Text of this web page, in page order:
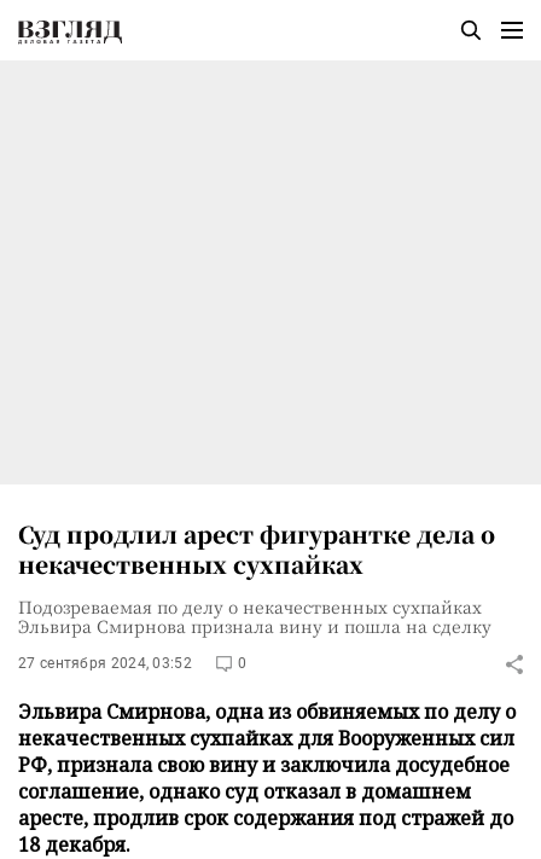
Суд продлил арест фигурантке дела о
некачественных сухпайках
Подозреваемая по делу о некачественных сухпайках
Эльвира Смирнова признала вину и пошла на сделку
27 сентября 2024, 03:52 0
Эльвира Смирнова, одна из обвиняемых по делу о
некачественных сухпайках для Вооруженных сил
РФ, признала свою вину и заключила досудебное
соглашение, однако суд отказал в домашнем
аресте, продлив срок содержания под стражей до
18 декабря.